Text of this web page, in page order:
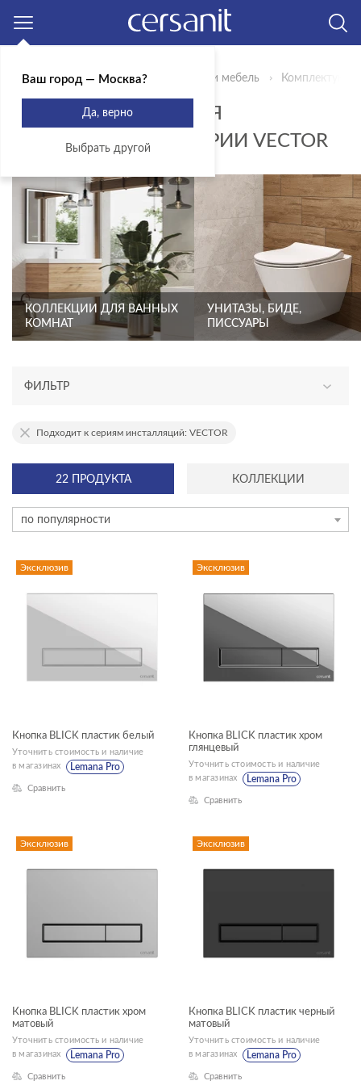
Главная Продукты Сантехника и мебель
КНОПКИ СМЫВА ДЛЯ
ИНСТАЛЛЯЦИЙ К СЕРИИ VECTOR
КОЛЛЕКЦИИ ДЛЯ ВАННЫХ
КОМНАТ
УНИТАЗЫ, БИДЕ,
ПИССУАРЫ
ФИЛЬТР
АССОРТИМЕНТ
эксклюзив
ТИП ПРОДУКТА
кнопки для инсталляций
Глубина, см
ПОДХОДИТ К СЕРИЯМ ИНСТАЛЛЯЦИЙ
AQUA 40 SMART M
AQUA 40 SMART Р
22 ПРОДУКТА КОЛЛЕКЦИИ
по популярности
Подходит к сериям инсталляций: VECTOR
Эксклюзив
Кнопка BLICK пластик белый
Уточнить стоимость и наличие
в магазинах
Lemana Pro
Сравнить
Эксклюзив
Кнопка BLICK пластик хром
глянцевый
Уточнить стоимость и наличие
в магазинах
Lemana Pro
Сравнить
Эксклюзив
Кнопка BLICK пластик хром
матовый
Уточнить стоимость и наличие
в магазинах
Lemana Pro
Сравнить
Эксклюзив
Кнопка BLICK пластик черный
матовый
Уточнить стоимость и наличие
в магазинах
Lemana Pro
Сравнить
Ваш город — Москва?
Да, верно
Выбрать другой